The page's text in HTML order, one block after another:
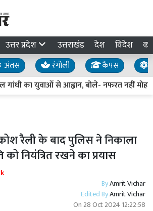
उत्तर प्रदेश उत्तराखंड देश विदेश
अंतस रंगोली कैंपस
गांधी का युवाओं से आह्वान, बोले- नफरत नहीं
रैली के बाद पुलिस ने निकाला
को नियंत्रित रखने का प्रयास
ByAmrit Vichar
Edited ByAmrit Vichar
On 28 Oct 2024 12:22:58